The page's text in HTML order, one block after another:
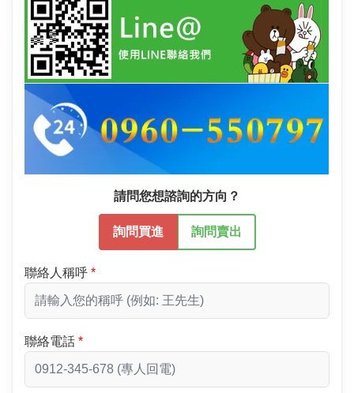
請問您想諮詢的方向？
詢問買進 詢問賣出
聯絡人稱呼
聯絡電話